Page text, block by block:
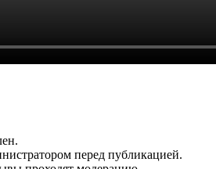
перед публикацией.